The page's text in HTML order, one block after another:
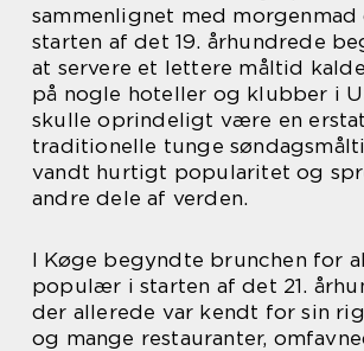
sammenlignet med
starten af det 19. århundrede
at servere et lettere måltid
på nogle hoteller og klubber i
skulle oprindeligt være en
traditionelle tunge
vandt hurtigt popularitet og
andre dele af verden.
I Køge begyndte brunchen for
populær i starten af det 21.
der allerede var kendt for sin
og mange restauranter,